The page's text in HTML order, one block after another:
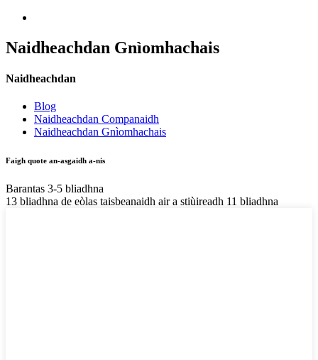
Naidheachdan Gnìomhachais
Naidheachdan
Blog
Naidheachdan Companaidh
Naidheachdan Gnìomhachais
Faigh quote an-asgaidh a-nis
Barantas 3-5 bliadhna
13 bliadhna de eòlas taisbeanaidh air a stiùireadh 11 bliadhna